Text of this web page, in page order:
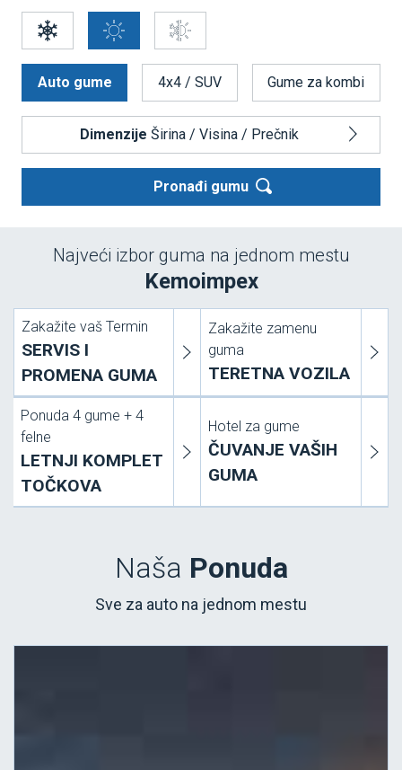
Auto gume 4x4 / SUV Gume za kombi
Dimenzije Širina / Visina / Prečnik
Pronađi gumu
Najveći izbor guma na jednom mestu
Kemoimpex
Zakažite vaš Termin
SERVIS I
PROMENA GUMA
Zakažite zamenu
guma
TERETNA VOZILA
Ponuda 4 gume + 4
felne
LETNJI KOMPLET
TOČKOVA
Hotel za gume
ČUVANJE VAŠIH
GUMA
Naša Ponuda
Sve za auto na jednom mestu